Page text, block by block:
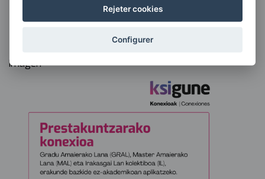
>> Retour à la section Projets
Imagen
Rejeter cookies
Configurer